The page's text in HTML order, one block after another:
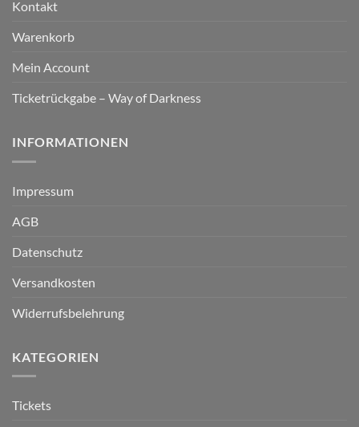
Kontakt
Warenkorb
Mein Account
Ticketrückgabe – Way of Darkness
INFORMATIONEN
Impressum
AGB
Datenschutz
Versandkosten
Widerrufsbelehrung
KATEGORIEN
Tickets